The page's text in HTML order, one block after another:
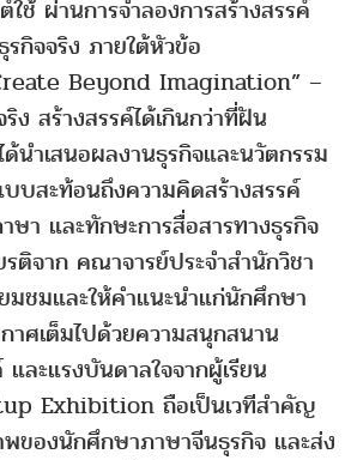
ใช้ ผ่านการจำลองการสร้างสรรค์
กิจจริง ภายใต้หัวข้อ
Beyond Imagination” –
ง สร้างสรรค์ได้เกินกว่าที่ฝัน
ำเสนอผลงานธุรกิจและนวัตกรรม
สะท้อนถึงความคิดสร้างสรรค์
ษา และทักษะการสื่อสารทางธุรกิจ
รติจาก คณาจารย์ประจำสำนักวิชา
มชมและให้คำแนะนำแก่นักศึกษา
าศเต็มไปด้วยความสนุกสนาน
ละแรงบันดาลใจจากผู้เรียน
Exhibition ถือเป็นเวทีสำคัญ
ของนักศึกษาภาษาจีนธุรกิจ และส่ง